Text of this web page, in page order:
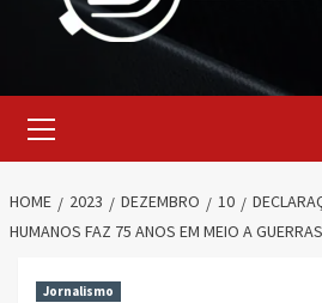
Menu
HOME 2023 DEZEMBRO 10
HUMANOS FAZ 75 ANOS EM MEIO A GUERRAS
Jornalismo